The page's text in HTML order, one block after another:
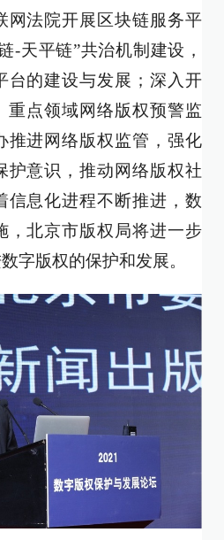
网法院开展区块链服务平
-天平链”共治机制建设，
台的建设与发展；深入开
重点领域网络版权预警监
推进网络版权监管，强化
护意识，推动网络版权社
信息化进程不断推进，数
，北京市版权局将进一步
字版权的保护和发展。